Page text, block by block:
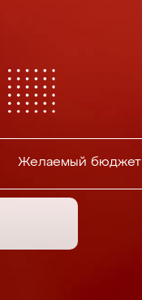
Желаемый бюджет